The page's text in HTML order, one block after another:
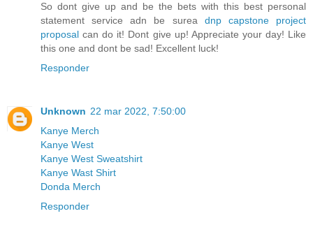
So dont give up and be the bets with this best personal
statement service adn be surea dnp capstone project
proposal can do it! Dont give up! Appreciate your day! Like
this one and dont be sad! Excellent luck!
Responder
Unknown 22 mar 2022, 7:50:00
Kanye Merch
Kanye West
Kanye West Sweatshirt
Kanye Wast Shirt
Donda Merch
Responder